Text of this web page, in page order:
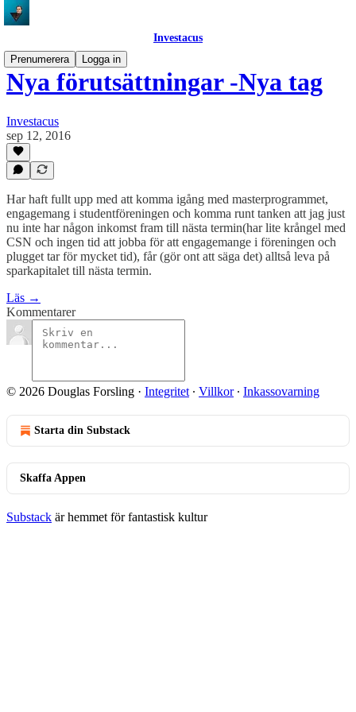
Investacus
Prenumerera
Logga in
Nya förutsättningar -Nya tag
Investacus
sep 12, 2016
Har haft fullt upp med att komma igång med masterprogrammet,
engagemang i studentföreningen och komma runt tanken att jag just
nu inte har någon inkomst fram till nästa termin(har lite krångel med
CSN och ingen tid att jobba för att engagemange i föreningen och
plugget tar för mycket tid), får (gör ont att säga det) alltså leva på
sparkapitalet till nästa termin.
Läs →
Kommentarer
© 2026 Douglas Forsling · Integritet ∙ Villkor∙ Inkassovarning
Starta din Substack
Skaffa Appen
Substack är hemmet för fantastisk kultur